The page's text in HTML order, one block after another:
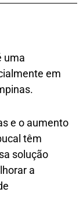
uma
em
e o aumento
têm
solução
a